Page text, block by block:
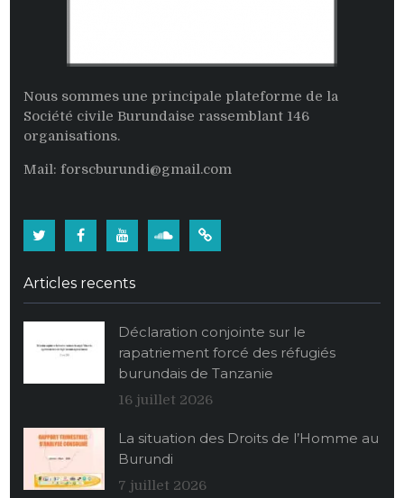
Nous sommes une principale plateforme de la
Société civile Burundaise rassemblant 146
organisations.
Mail: forscburundi@gmail.com
population
vide
ses
stocks
alimentaires
maïs
profit
Articles recents
Déclaration conjointe sur le
rapatriement forcé des réfugiés
burundais de Tanzanie
16 juillet 2026
La situation des Droits de l’Homme au
Burundi
7 juillet 2026